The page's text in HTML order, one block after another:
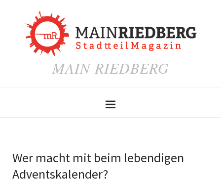
MAIN RIEDBERG
Wer macht mit beim lebendigen
Adventskalender?